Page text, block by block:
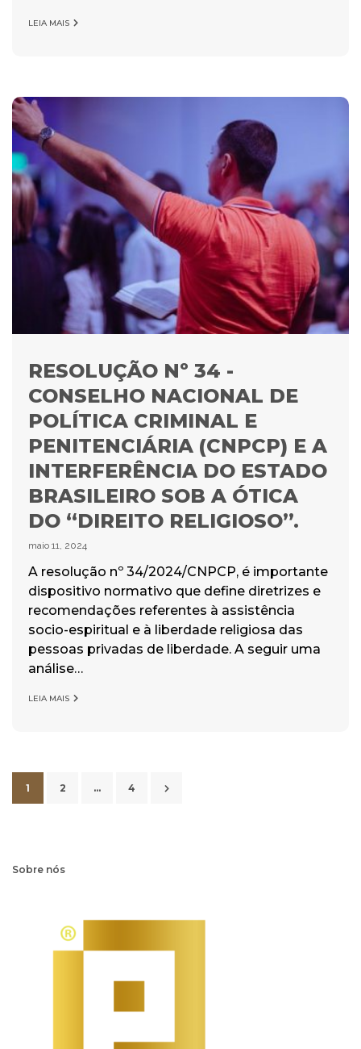
LEIA MAIS
RESOLUÇÃO Nº 34 -
CONSELHO NACIONAL DE
POLÍTICA CRIMINAL E
PENITENCIÁRIA (CNPCP) E A
INTERFERÊNCIA DO ESTADO
BRASILEIRO SOB A ÓTICA
DO “DIREITO RELIGIOSO”.
maio 11, 2024
A resolução nº 34/2024/CNPCP, é importante
dispositivo normativo que define diretrizes e
recomendações referentes à assistência
socio-espiritual e à liberdade religiosa das
pessoas privadas de liberdade. A seguir uma
análise…
LEIA MAIS
1 2 … 4
Sobre nós